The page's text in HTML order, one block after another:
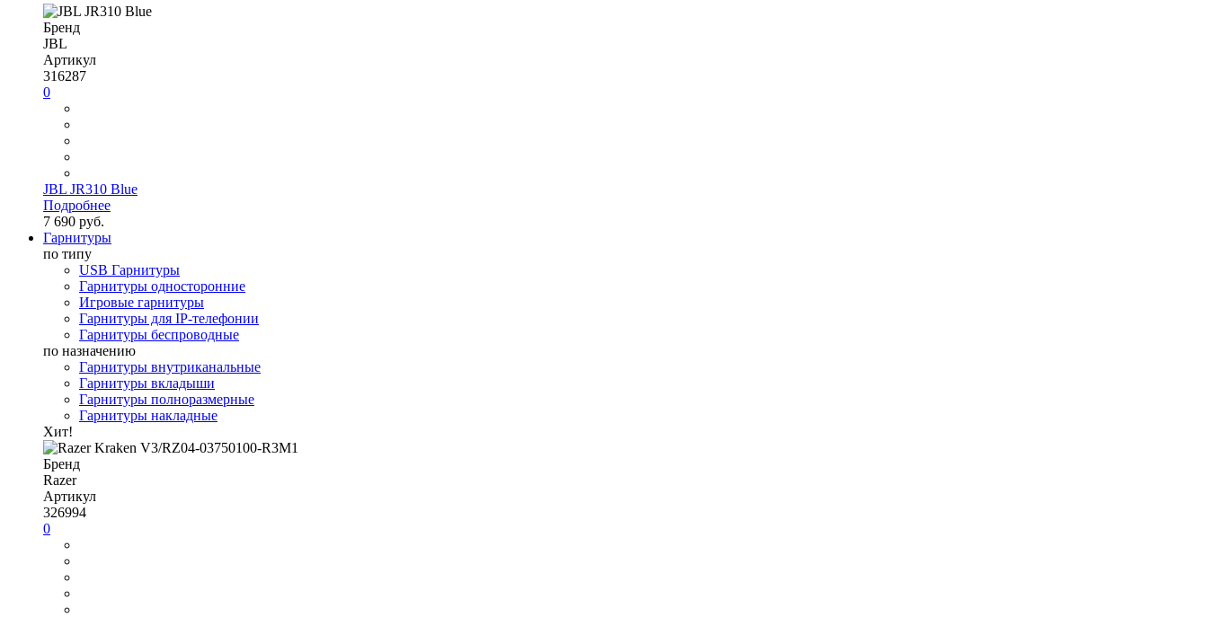
Бренд
JBL
Артикул
316287
0
JBL JR310 Blue
Подробнее
7 690 руб.
Гарнитуры
по типу
USB Гарнитуры
Гарнитуры односторонние
Игровые гарнитуры
Гарнитуры для IP-телефонии
Гарнитуры беспроводные
по назначению
Гарнитуры внутриканальные
Гарнитуры вкладыши
Гарнитуры полноразмерные
Гарнитуры накладные
Хит!
Бренд
Razer
Артикул
326994
0